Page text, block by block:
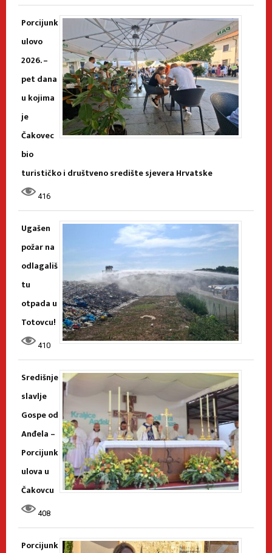
Porcijunk
ulovo
2026. –
pet dana
u kojima
je
Čakovec
bio
turističko i društveno središte sjevera Hrvatske
416
Ugašen
požar na
odlagališ
tu
otpada u
Totovcu!
410
Središnje
slavlje
Gospe od
Anđela –
Porcijunk
ulova u
Čakovcu
408
Porcijunk